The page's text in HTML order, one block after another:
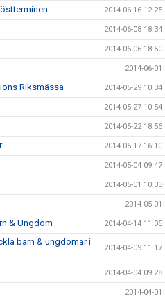
2014-06-16 12:25
2014-06-08 18:34
2014-06-06 18:50
2014-06-01
Riksmässa 2014-05-29 10:34
2014-05-27 10:54
2014-05-22 18:56
2014-05-17 16:10
2014-05-04 09:47
2014-05-01 10:33
2014-05-01
& Ungdom 2014-04-14 11:05
barn & ungdomar i
2014-04-09 11:17
2014-04-04 09:28
2014-04-01